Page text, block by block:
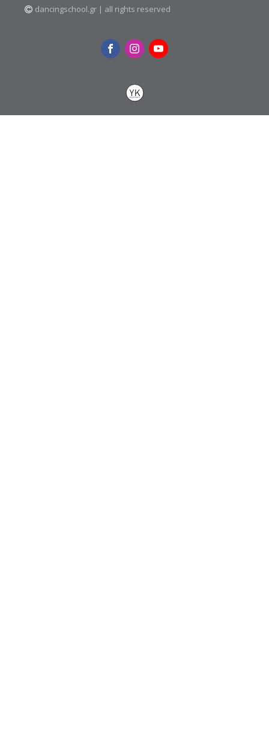
dancingschool.gr | all rights reserved